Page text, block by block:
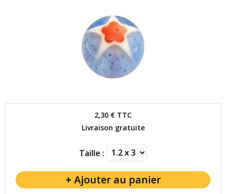
2,30 € TTC
Livraison gratuite
Taille :